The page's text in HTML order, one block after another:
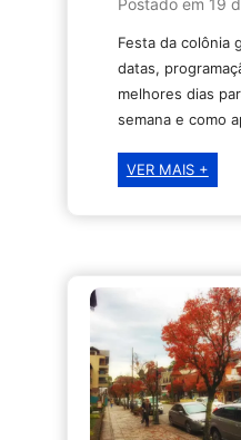
Postado em 19
Festa da colônia
datas,
melhores dias
semana e como
VER MAIS +Festa
o
que